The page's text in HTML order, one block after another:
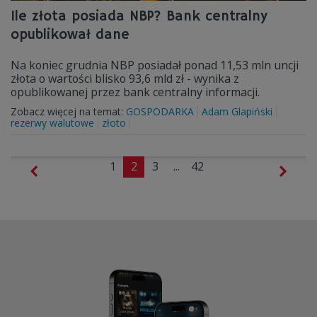
Ile złota posiada NBP? Bank centralny
opublikował dane
Na koniec grudnia NBP posiadał ponad 11,53 mln uncji
złota o wartości blisko 93,6 mld zł - wynika z
opublikowanej przez bank centralny informacji.
Zobacz więcej na temat: GOSPODARKA Adam Glapiński
rezerwy walutowe
złoto
1 2 3 ... 42